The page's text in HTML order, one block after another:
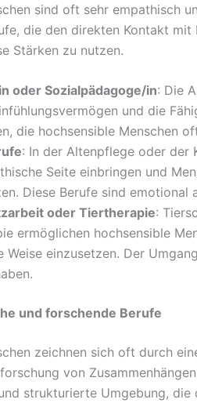
sind oft sehr empathisch
die den direkten Kontakt
Stärken zu nutzen.
oder Sozialpädagoge/in: Die
und die
die hochsensible Menschen
: In der Altenpflege oder der
Seite einbringen und
Diese Berufe sind emotional
oder Tiertherapie:
ermöglichen hochsensible
Weise einzusetzen. Der
und forschende Berufe
zeichnen sich oft durch
von
strukturierte Umgebung,